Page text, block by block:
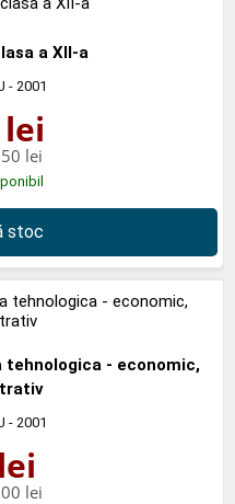
a XII-a
- 2001
lei
lei
stoc
tehnologica - economic,
- 2001
lei